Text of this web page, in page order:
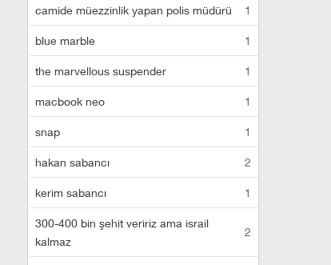
camide müezzinlik yapan polis müdürü 1
blue marble 1
the marvellous suspender 1
macbook neo 1
snap 1
hakan sabancı 2
kerim sabancı 1
300-400 bin şehit veririz ama israil
kalmaz
2